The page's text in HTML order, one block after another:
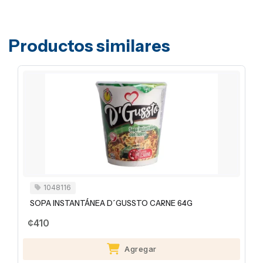
Productos similares
1048116
SOPA INSTANTÁNEA D´GUSSTO CARNE 64G
¢410
Agregar